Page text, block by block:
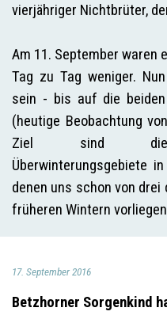
vierjähriger Nichtbrüter,
Am 11. September waren
Tag zu Tag weniger.
sein - bis auf die
(heutige Beobachtung
Ziel sind die
Überwinterungsgebiete
denen uns schon von
früheren Wintern
17. September 2016
Betzhorner Sorgenkind